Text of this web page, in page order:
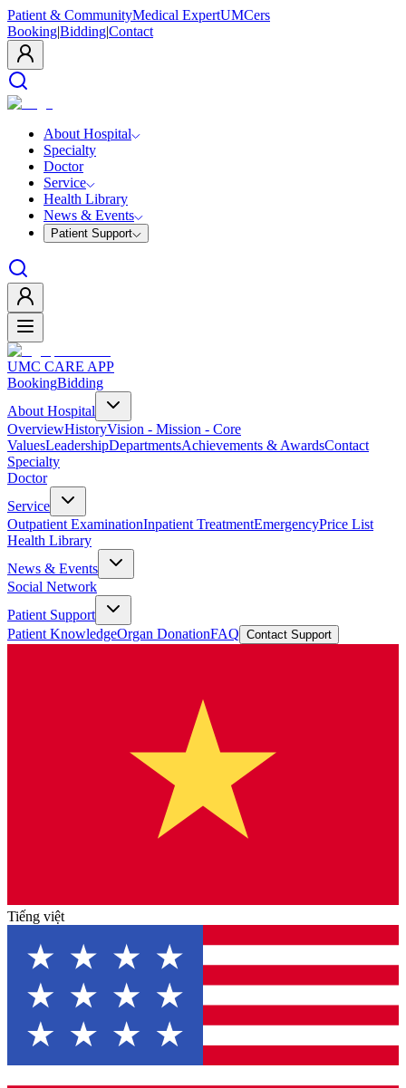
Patient & CommunityMedical ExpertUMCers
Booking|Bidding|Contact
About Hospital
Specialty
Doctor
Service
Health Library
News & Events
Patient Support
UMC CARE APP
BookingBidding
About Hospital
OverviewHistoryVision - Mission - Core
ValuesLeadershipDepartmentsAchievements & AwardsContact
Specialty
Doctor
Service
Outpatient ExaminationInpatient TreatmentEmergencyPrice List
Health Library
News & Events
Social Network
Patient Support
Patient KnowledgeOrgan DonationFAQ Contact Support
Tiếng việt